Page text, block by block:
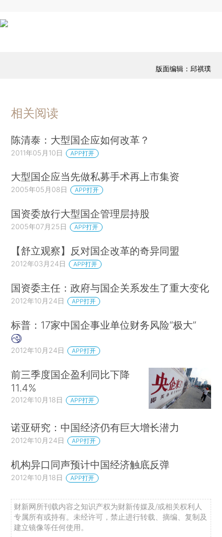
版面编辑：邱祺璞
相关阅读
陈清泰：大型国企应如何改革？
2011年05月10日 APP打开
大型国企应当先做私募手术再上市集资
2005年05月08日 APP打开
国资委放行大型国企管理层持股
2005年07月25日 APP打开
【舒立观察】反对国企改革的奇异同盟
2012年03月24日 APP打开
国资委主任：政府与国企关系发生了重大变化
2012年10月24日 APP打开
标普：17家中国企事业单位财务风险“极大”
2012年10月24日 APP打开
前三季度国企盈利同比下降
11.4%
2012年10月18日 APP打开
诺亚研究：中国经济仍有巨大增长潜力
2012年10月24日 APP打开
机构异口同声预计中国经济触底反弹
2012年10月18日 APP打开
财新网所刊载内容之知识产权为财新传媒及/或相关权利人
专属所有或持有。未经许可，禁止进行转载、摘编、复制及
建立镜像等任何使用。